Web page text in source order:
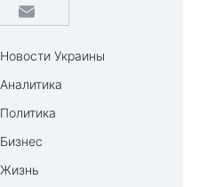
Новости Украины
Аналитика
Политика
Бизнес
Жизнь